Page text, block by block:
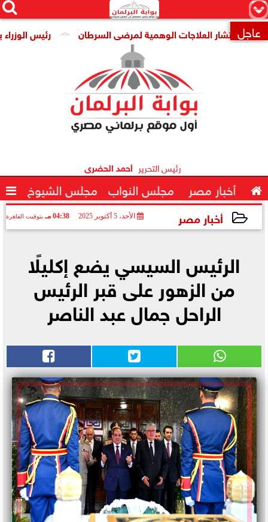
×


 عاجل رئيس الوزراء انتشار العلاجات الوهمية لمرضى السرطان
رئيس التحرير أحمد الحضرى
 أخبار مصر مجلس النواب مجلس الشيوخ 
أخبار مصر الأحد، 5 أكتوبر 2025 04:38 مـ بتوقيت القاهرة
الرئيس السيسي يضع إكليلًا
من الزهور على قبر الرئيس
الراحل جمال عبد الناصر